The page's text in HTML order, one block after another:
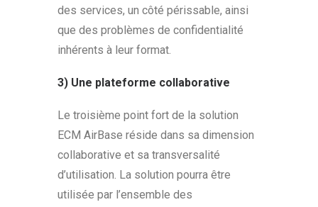
des services, un côté périssable, ainsi
que des problèmes de confidentialité
inhérents à leur format.
3) Une plateforme collaborative
Le troisième point fort de la solution
ECM AirBase réside dans sa dimension
collaborative et sa transversalité
d’utilisation. La solution pourra être
utilisée par l’ensemble des